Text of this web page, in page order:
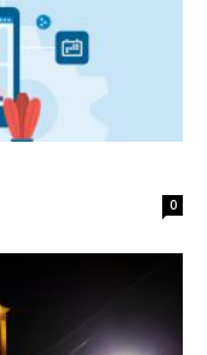
0